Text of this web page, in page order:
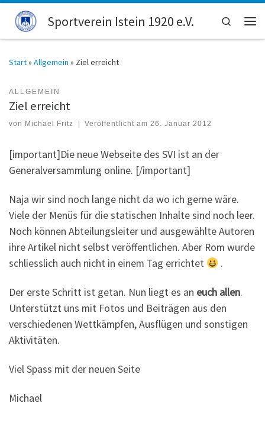
Zum Inhalt springen
Sportverein Istein 1920 e.V.
Search
Start» Allgemein » Ziel erreicht
ALLGEMEIN
Ziel erreicht
von Michael Fritz Veröffentlicht am26. Januar 2012
[important]Die neue Webseite des SVI ist an der
Generalversammlung online. [/important]
Naja wir sind noch lange nicht da wo ich gerne wäre.
Viele der Menüs für die statischen Inhalte sind noch leer.
Noch können Abteilungsleiter und ausgewählte Autoren
ihre Artikel nicht selbst veröffentlichen. Aber Rom wurde
schliesslich auch nicht in einem Tag errichtet
.
Der erste Schritt ist getan. Nun liegt es an euch allen.
Unterstützt uns mit Fotos und Beiträgen aus den
verschiedenen Wettkämpfen, Ausflügen und sonstigen
Aktivitäten.
Viel Spass mit der neuen Seite
Michael